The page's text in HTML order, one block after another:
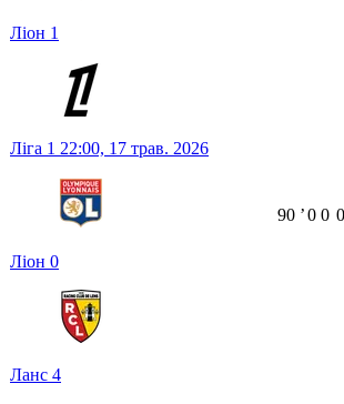
Ліон 1
Ліга 1 22:00, 17 трав. 2026
Ліон 0
Ланс 4
90 ʼ0 0 0